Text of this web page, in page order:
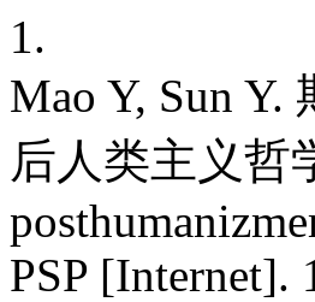
1.
Mao Y, Sun
后人类主义哲
PSP [Internet].